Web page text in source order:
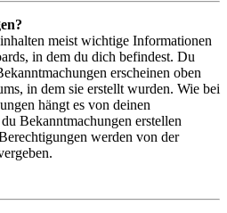
meist wichtige Informationen
in dem du dich befindest. Du
erscheinen oben
in dem sie erstellt wurden. Wie bei
hängt es von deinen
Bekanntmachungen erstellen
werden von der